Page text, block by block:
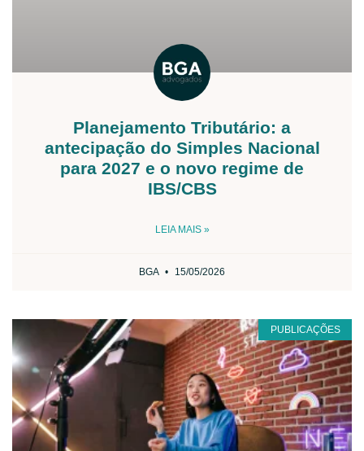
Planejamento Tributário: a
antecipação do Simples Nacional
para 2027 e o novo regime de
IBS/CBS
LEIA MAIS »
BGA 15/05/2026
PUBLICAÇÕES